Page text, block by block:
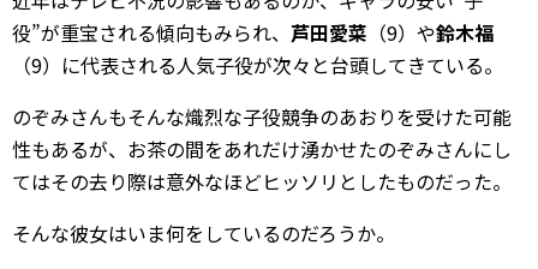
役”が重宝される傾向もみられ、 芦田愛菜 （9）や鈴木福
（9）に代表される人気子役が次々と台頭してきている。
のぞみさんもそんな熾烈な子役競争のあおりを受けた可能
性もあるが、お茶の間をあれだけ湧かせたのぞみさんにし
てはその去り際は意外なほどヒッソリとしたものだった。
そんな彼女はいま何をしているのだろうか。